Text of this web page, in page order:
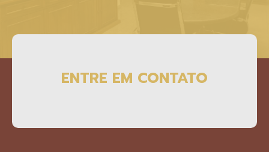
ENTRE EM CONTATO